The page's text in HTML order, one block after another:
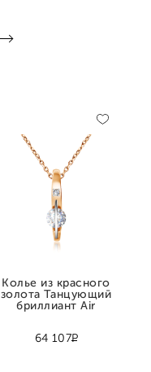
64 107Р
Колье из красного
золота Танцующий
бриллиант Air